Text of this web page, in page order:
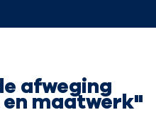
afweging
maatwerk"